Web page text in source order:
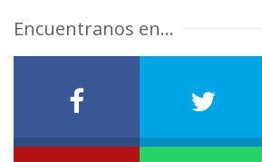
Encuentranos en...